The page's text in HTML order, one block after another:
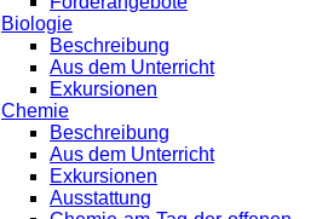
Biologie
Beschreibung
Aus dem Unterricht
Exkursionen
Chemie
Beschreibung
Aus dem Unterricht
Exkursionen
Ausstattung